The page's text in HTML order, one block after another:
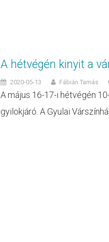
A hétvégén kinyit a
2020-05-13 Fábián Tamás
A május 16-17-i hétvégén
gyilokjáró. A Gyulai